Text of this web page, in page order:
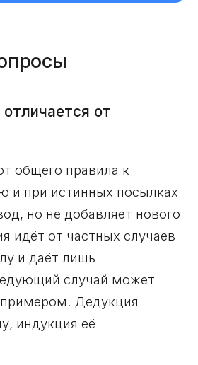
от
общего правила к
и при истинных посылках
но не добавляет нового
идёт от частных случаев
и даёт лишь
случай может
Дедукция
индукция её